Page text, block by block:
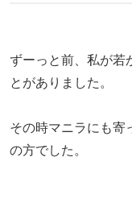
ずーっと前、私が若
とがありました。
その時マニラにも寄
の方でした。